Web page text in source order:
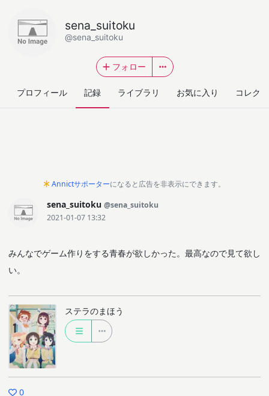
sena_suitoku
@sena_suitoku
フォロー
プロフィール 記録 ライブラリ お気に入り コレク
Annictサポーターになると広告を非表示にできます。
sena_suitoku @sena_suitoku
2021-01-07 13:32
みんなでゲーム作りをする青春が欲しかった。最高なので見て欲し
い。
ステラのまほう
0